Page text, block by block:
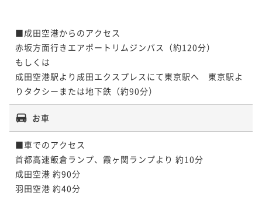
■成田空港からのアクセス
赤坂方面行きエアポートリムジンバス（約120分）
もしくは
成田空港駅より成田エクスプレスにて東京駅へ　東京駅よ
りタクシーまたは地下鉄（約90分）
お車
■車でのアクセス
首都高速飯倉ランプ、霞ヶ関ランプより 約10分
成田空港 約90分
羽田空港 約40分